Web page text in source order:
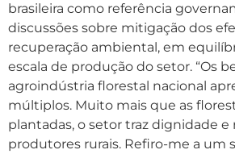
brasileira como referência
discussões sobre mitigação dos
recuperação ambiental, em
escala de produção do setor. “Os
agroindústria florestal nacional
múltiplos. Muito mais que as
plantadas, o setor traz dignidade e
produtores rurais. Refiro-me a um